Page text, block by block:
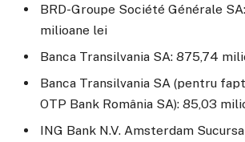
BRD-Groupe Société Générale
milioane lei
Banca Transilvania SA: 875,74
Banca Transilvania SA (pentru
OTP Bank România SA): 85,03
ING Bank N.V. Amsterdam